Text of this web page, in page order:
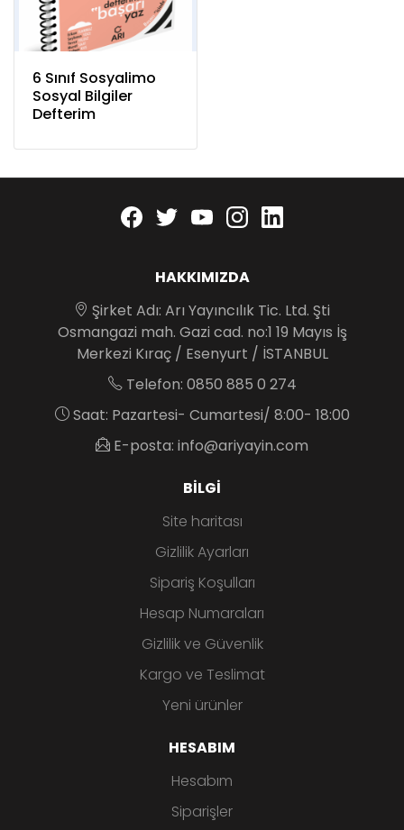
6 Sınıf Sosyalimo
Sosyal Bilgiler
Defterim
Facebook
twitteryoutubeinstagram
HAKKIMIZDA
Şirket Adı: Arı Yayıncılık Tic. Ltd. Şti
Osmangazi mah. Gazi cad. no:1 19 Mayıs İş
Merkezi Kıraç / Esenyurt / İSTANBUL
Telefon: 0850 885 0 274
Saat: Pazartesi- Cumartesi/ 8:00- 18:00
E-posta: info@ariyayin.com
BILGI
Site haritası
Gizlilik Ayarları
Sipariş Koşulları
Hesap Numaraları
Gizlilik ve Güvenlik
Kargo ve Teslimat
Yeni ürünler
HESABIM
Hesabım
Siparişler